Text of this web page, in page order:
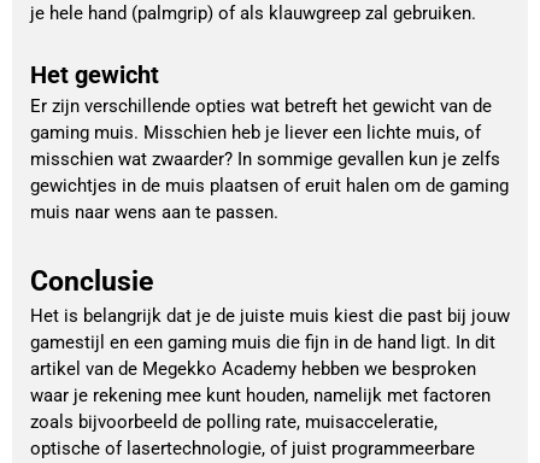
je hele hand (palmgrip) of als klauwgreep zal gebruiken.
Het gewicht
Er zijn verschillende opties wat betreft het gewicht van de
gaming muis. Misschien heb je liever een lichte muis, of
misschien wat zwaarder? In sommige gevallen kun je zelfs
gewichtjes in de muis plaatsen of eruit halen om de gaming
muis naar wens aan te passen.
Conclusie
Het is belangrijk dat je de juiste muis kiest die past bij jouw
gamestijl en een gaming muis die fijn in de hand ligt. In dit
artikel van de Megekko Academy hebben we besproken
waar je rekening mee kunt houden, namelijk met factoren
zoals bijvoorbeeld de polling rate, muisacceleratie,
optische of lasertechnologie, of juist programmeerbare